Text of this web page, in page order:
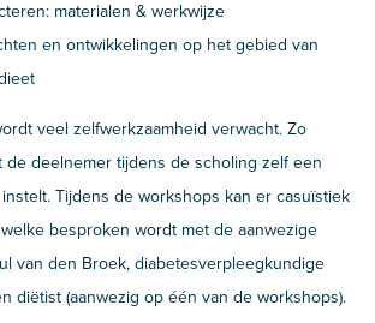
materialen & werkwijze
en ontwikkelingen op het gebied van
veel zelfwerkzaamheid verwacht. Zo
de deelnemer tijdens de scholing zelf een
Tijdens de workshops kan er casuïstiek
besproken wordt met de aanwezige
van den Broek, diabetesverpleegkundige
diëtist (aanwezig op één van de workshops).